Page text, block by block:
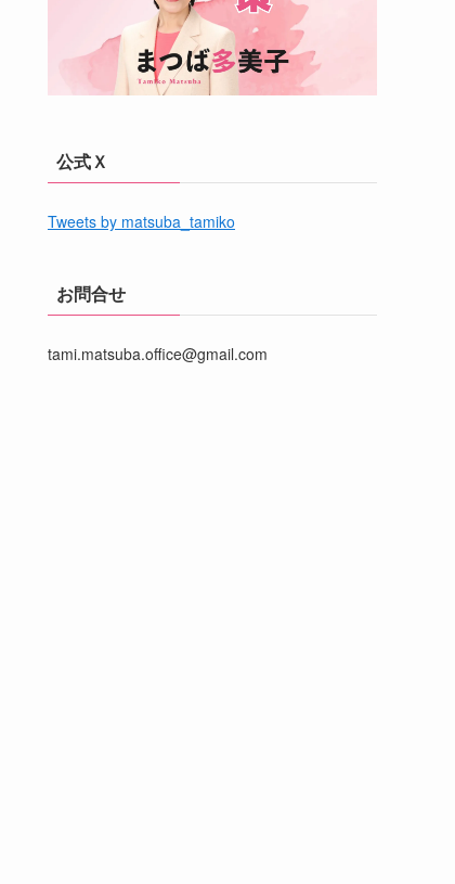
公式Ｘ
Tweets by matsuba_tamiko
お問合せ
tami.matsuba.office@gmail.com